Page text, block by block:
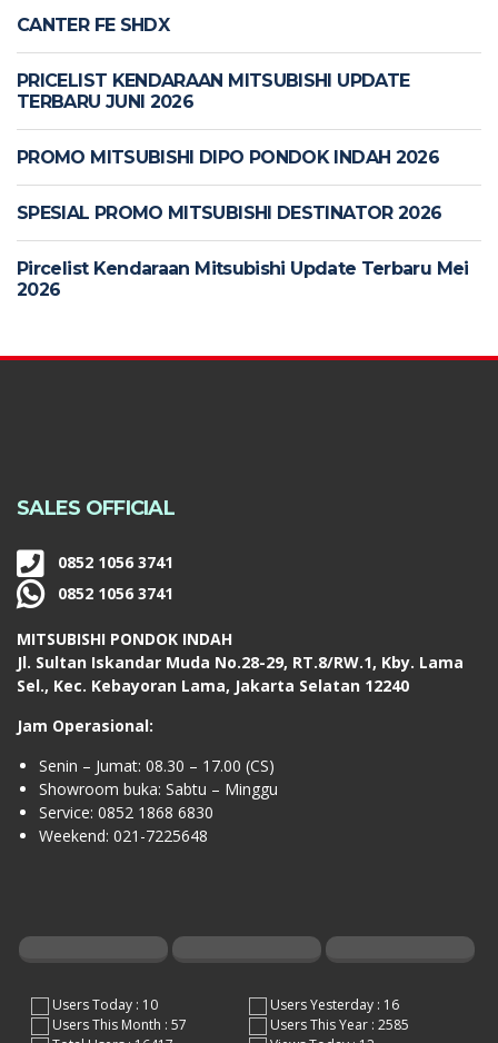
CANTER FE SHDX
PRICELIST KENDARAAN MITSUBISHI UPDATE
TERBARU JUNI 2026
PROMO MITSUBISHI DIPO PONDOK INDAH 2026
SPESIAL PROMO MITSUBISHI DESTINATOR 2026
Pircelist Kendaraan Mitsubishi Update Terbaru Mei
2026
SALES OFFICIAL
0852 1056 3741
0852 1056 3741
MITSUBISHI PONDOK INDAH
Jl. Sultan Iskandar Muda No.28-29, RT.8/RW.1, Kby. Lama
Sel., Kec. Kebayoran Lama, Jakarta Selatan 12240
Jam Operasional:
Senin – Jumat: 08.30 – 17.00 (CS)
Showroom buka: Sabtu – Minggu
Service: 0852 1868 6830
Weekend: 021-7225648
Users Today : 10
Users Yesterday : 16
Users This Month : 57
Users This Year : 2585